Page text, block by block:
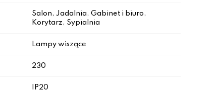
Salon, Jadalnia, Gabinet i biuro,
Korytarz, Sypialnia
Lampy wiszące
230
IP20